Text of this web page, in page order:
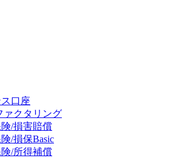
口座
ァクタリング
/損害賠償
/損保Basic
/所得補償